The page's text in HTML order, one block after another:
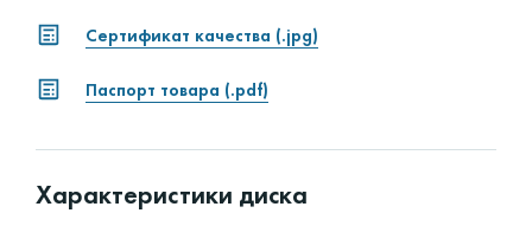
Сертификат качества (.jpg)
Паспорт товара (.pdf)
Характеристики диска